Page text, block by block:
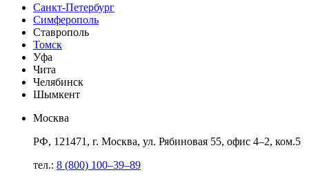
Санкт-Петербург
Симферополь
Ставрополь
Томск
Уфа
Чита
Челябинск
Шымкент
Москва
РФ, 121471, г. Москва, ул. Рябиновая 55, офис 4–2, ком.5
тел.: 8 (800) 100–39–89